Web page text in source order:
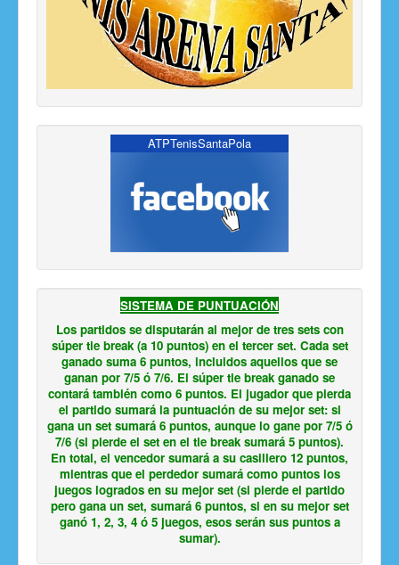
ATPTenisSantaPola
SISTEMA DE PUNTUACIÓN
Los partidos se disputarán al mejor de tres sets con
súper tie break (a 10 puntos) en el tercer set. Cada set
ganado suma 6 puntos, incluidos aquellos que se
ganan por 7/5 ó 7/6. El súper tie break ganado se
contará también como 6 puntos. El jugador que pierda
el partido sumará la puntuación de su mejor set: si
gana un set sumará 6 puntos, aunque lo gane por 7/5 ó
7/6 (si pierde el set en el tie break sumará 5 puntos).
En total, el vencedor sumará a su casillero 12 puntos,
mientras que el perdedor sumará como puntos los
juegos logrados en su mejor set (si pierde el partido
pero gana un set, sumará 6 puntos, si en su mejor set
ganó 1, 2, 3, 4 ó 5 juegos, esos serán sus puntos a
sumar).